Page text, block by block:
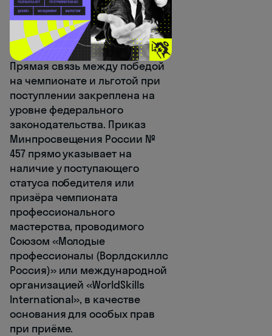
Как достижения на
чемпионате учитываются
приёмными комиссиями СПО
Прямая связь между победой
на чемпионате и льготой при
поступлении закреплена на
уровне федерального
законодательства. Приказ
Минпросвещения России №
457 прямо указывает на
наличие у поступающего
статуса победителя или
призёра чемпионата
профессионального
мастерства, проводимого
Союзом «Молодые
профессионалы (Ворлдскиллс
Россия)» или международной
организацией «WorldSkills
International», в качестве
основания для особых прав
при приёме.